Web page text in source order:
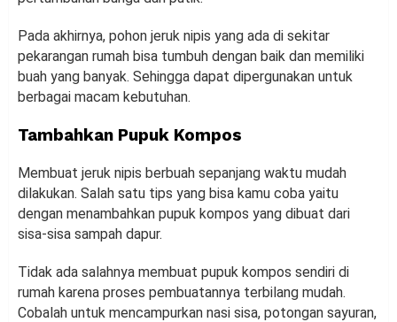
Pada akhirnya, pohon jeruk nipis yang ada di sekitar
pekarangan rumah bisa tumbuh dengan baik dan memiliki
buah yang banyak. Sehingga dapat dipergunakan untuk
berbagai macam kebutuhan.
Tambahkan Pupuk Kompos
Membuat jeruk nipis berbuah sepanjang waktu mudah
dilakukan. Salah satu tips yang bisa kamu coba yaitu
dengan menambahkan pupuk kompos yang dibuat dari
sisa-sisa sampah dapur.
Tidak ada salahnya membuat pupuk kompos sendiri di
rumah karena proses pembuatannya terbilang mudah.
Cobalah untuk mencampurkan nasi sisa, potongan sayuran,